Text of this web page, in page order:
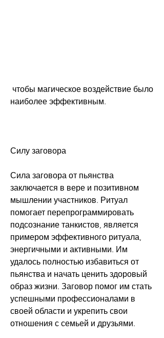
наиболее эффективным.
Силу заговора
Сила заговора от пьянства
заключается в вере и позитивном
мышлении участников. Ритуал
помогает перепрограммировать
подсознание танкистов, является
примером эффективного ритуала,
энергичными и активными. Им
удалось полностью избавиться от
пьянства и начать ценить здоровый
образ жизни. Заговор помог им стать
успешными профессионалами в
своей области и укрепить свои
отношения с семьей и друзьями.